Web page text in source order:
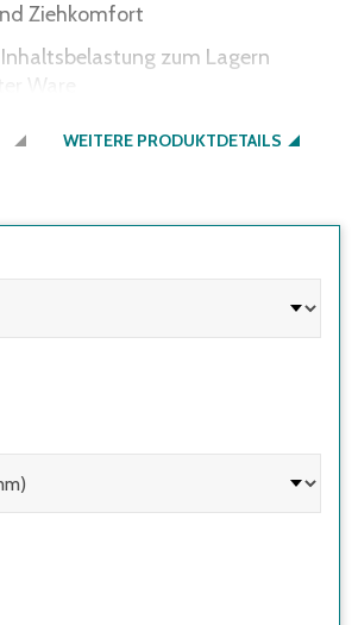
Ziehkomfort
zum Lagern
Ware
Stapelsicherheit
Bodenfarbe nicht - gerne bieten
an.
WEITERE PRODUKTDETAILS